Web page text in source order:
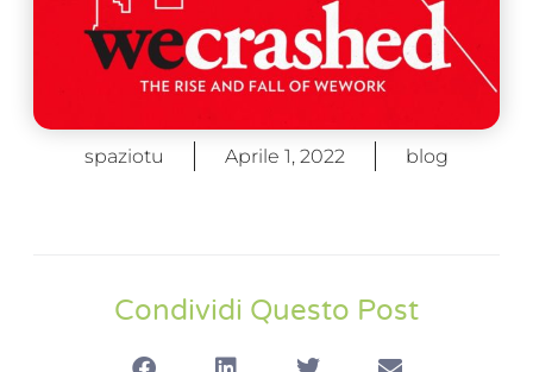
spaziotu Aprile 1, 2022 blog
Condividi Questo Post